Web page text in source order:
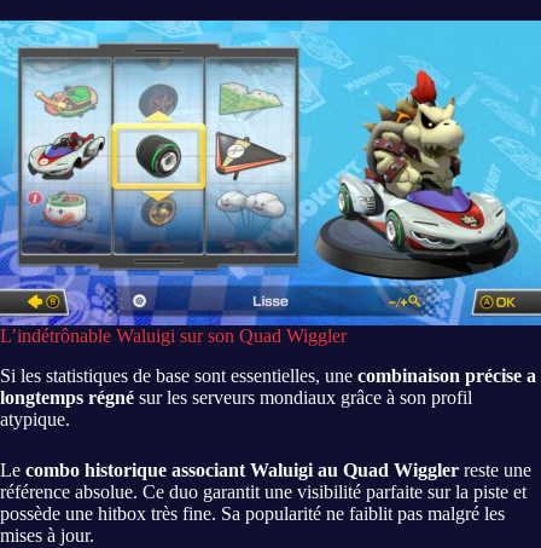
L’indétrônable Waluigi sur son Quad Wiggler
Si les statistiques de base sont essentielles, une combinaison précise a
longtemps régné sur les serveurs mondiaux grâce à son profil
atypique.
Le combo historique associant Waluigi au Quad Wiggler reste une
référence absolue. Ce duo garantit une visibilité parfaite sur la piste et
possède une hitbox très fine. Sa popularité ne faiblit pas malgré les
mises à jour.